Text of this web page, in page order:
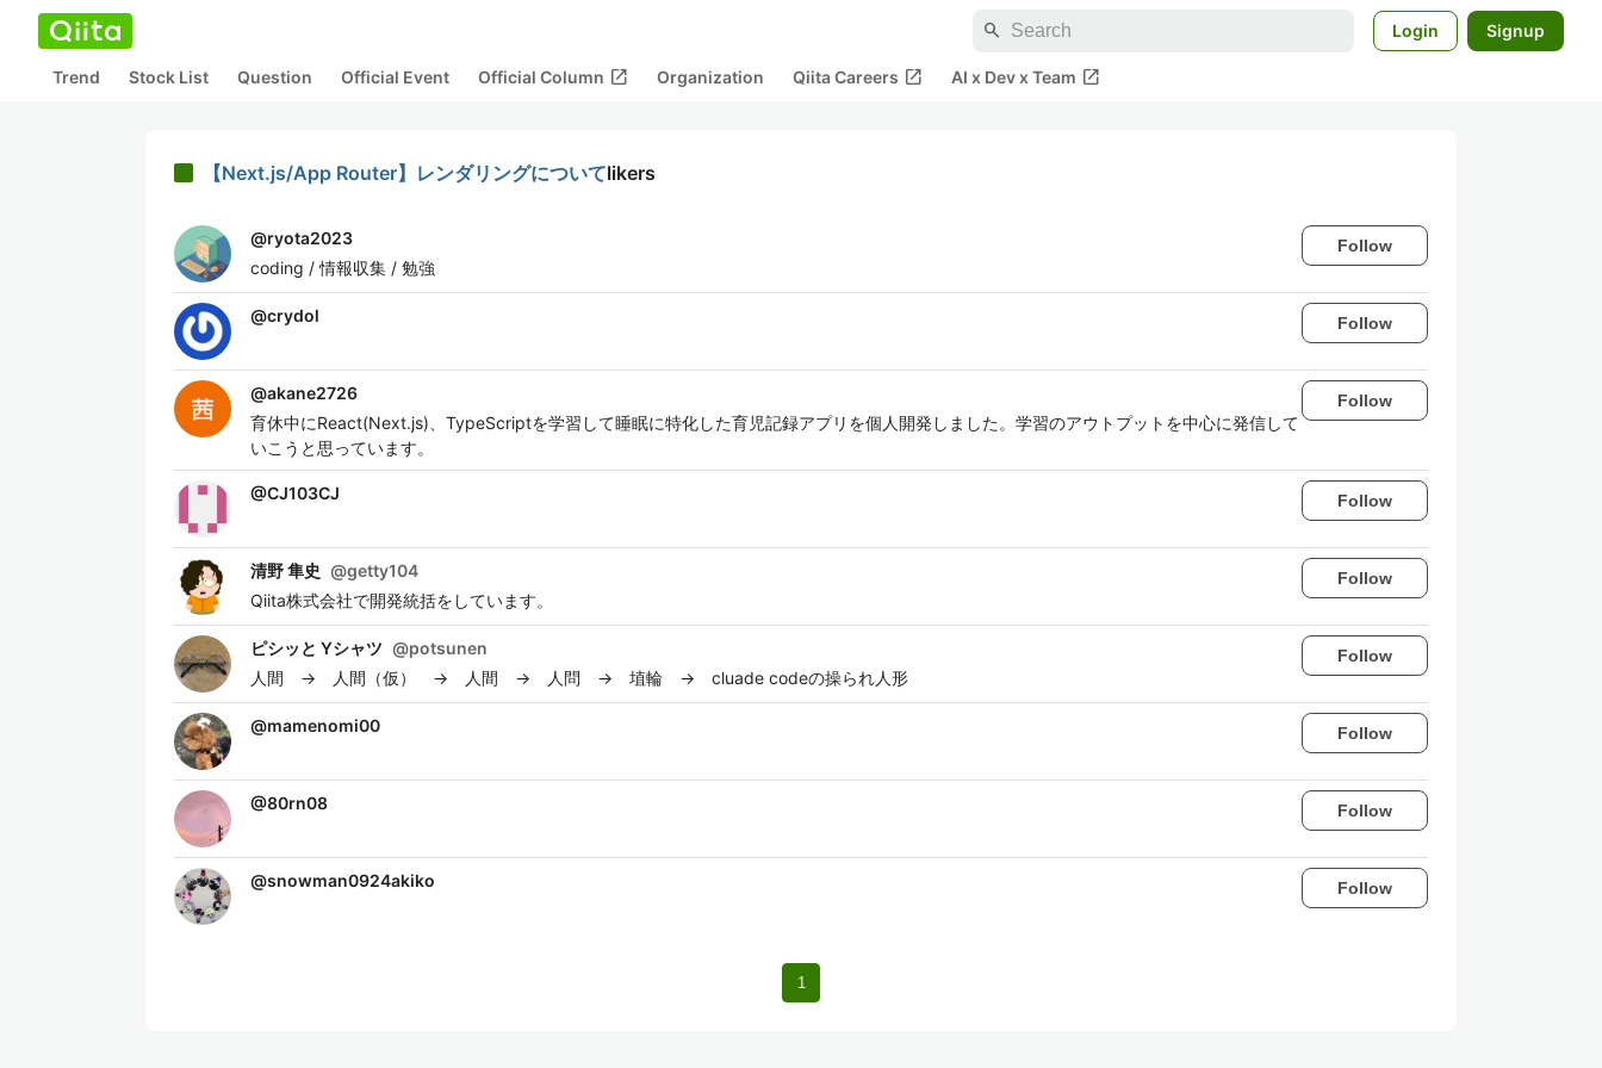
search Login Signup
Trend Stock List Question Official Event Official Column open_in_new Organization Qiita Careers open_in_new AI x Dev x Team open_in_new
【Next.js/App Router】レンダリングについてlikers
@ryota2023
coding / 情報収集 / 勉強
Follow
@crydol Follow
@akane2726
育休中にReact(Next.js)、TypeScriptを学習して睡眠に特化した育児記録アプリを個人開発しました。学習のアウトプットを中心に発信して
いこうと思っています。
Follow
@CJ103CJ Follow
清野 隼史 @getty104
Qiita株式会社で開発統括をしています。
Follow
ピシッと Yシャツ @potsunen
人間 → 人間（仮） → 人間 → 人問 → 埴輪 → cluade codeの操られ人形
Follow
@mamenomi00 Follow
@80rn08 Follow
@snowman0924akiko Follow
1